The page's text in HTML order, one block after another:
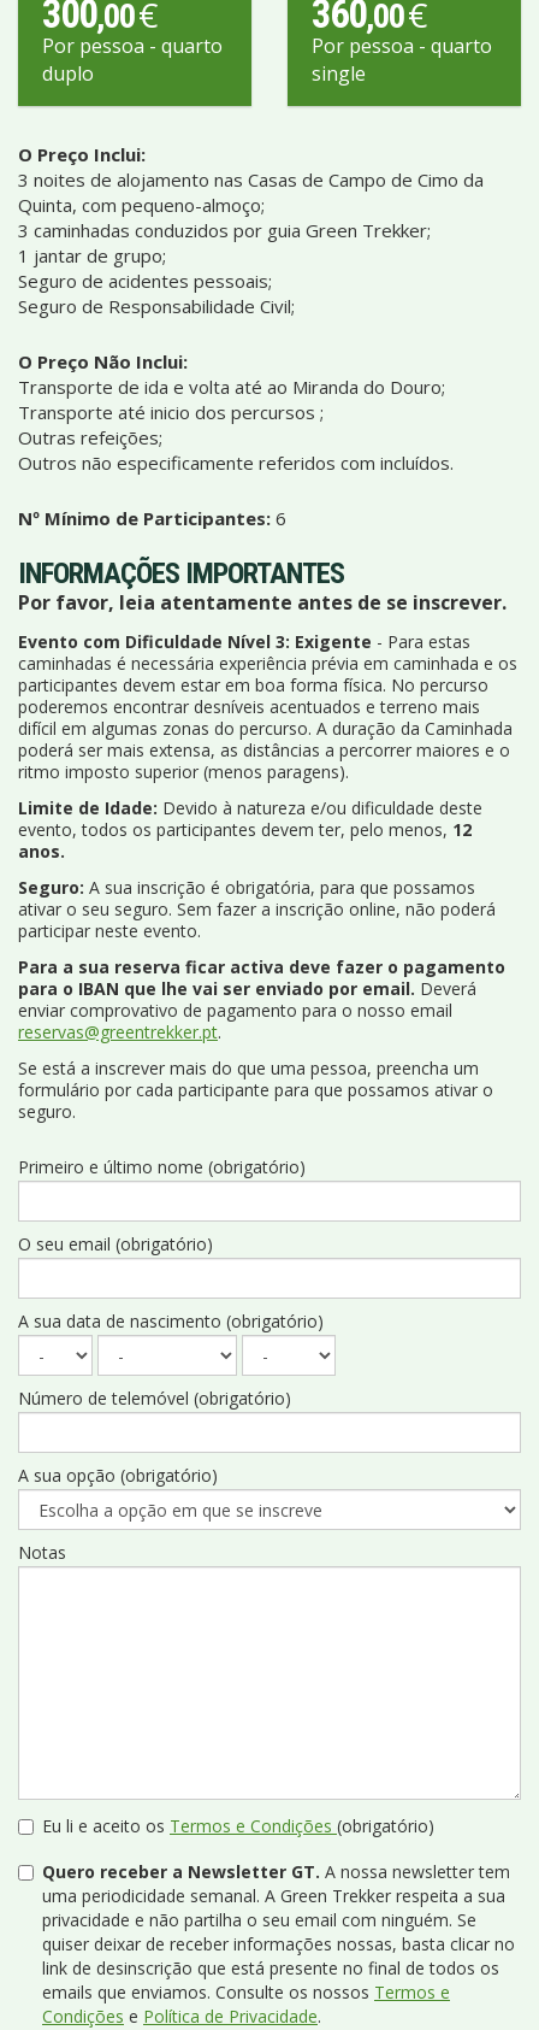
300,00€
Por pessoa - quarto
duplo
360,00€
Por pessoa - quarto
single
O Preço Inclui:
3 noites de alojamento nas Casas de Campo de Cimo da
Quinta, com pequeno-almoço;
3 caminhadas conduzidos por guia Green Trekker;
1 jantar de grupo;
Seguro de acidentes pessoais;
Seguro de Responsabilidade Civil;
O Preço Não Inclui:
Transporte de ida e volta até ao Miranda do Douro;
Transporte até inicio dos percursos ;
Outras refeições;
Outros não especificamente referidos com incluídos.
Nº Mínimo de Participantes: 6
INFORMAÇÕES IMPORTANTES
Por favor, leia atentamente antes de se inscrever.
Evento com Dificuldade Nível 3: Exigente - Para estas
caminhadas é necessária experiência prévia em caminhada e os
participantes devem estar em boa forma física. No percurso
poderemos encontrar desníveis acentuados e terreno mais
difícil em algumas zonas do percurso. A duração da Caminhada
poderá ser mais extensa, as distâncias a percorrer maiores e o
ritmo imposto superior (menos paragens).
Limite de Idade: Devido à natureza e/ou dificuldade deste
evento, todos os participantes devem ter, pelo menos, 12
anos.
Seguro: A sua inscrição é obrigatória, para que possamos
ativar o seu seguro. Sem fazer a inscrição online, não poderá
participar neste evento.
Para a sua reserva ficar activa deve fazer o pagamento
para o IBAN que lhe vai ser enviado por email. Deverá
enviar comprovativo de pagamento para o nosso email
reservas@greentrekker.pt.
Se está a inscrever mais do que uma pessoa, preencha um
formulário por cada participante para que possamos ativar o
seguro.
Primeiro e último nome (obrigatório)
O seu email (obrigatório)
A sua data de nascimento (obrigatório)
Número de telemóvel (obrigatório)
A sua opção (obrigatório)
Notas
Eu li e aceito os Termos e Condições (obrigatório)
Quero receber a Newsletter GT. A nossa newsletter tem
uma periodicidade semanal. A Green Trekker respeita a sua
privacidade e não partilha o seu email com ninguém. Se
quiser deixar de receber informações nossas, basta clicar no
link de desinscrição que está presente no final de todos os
emails que enviamos. Consulte os nossos Termos e
Condições e Política de Privacidade.